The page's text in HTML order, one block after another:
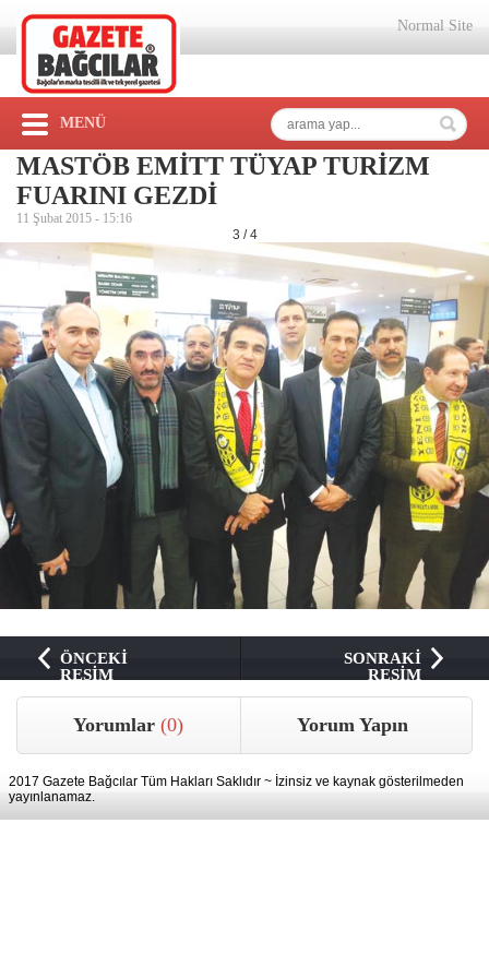
Normal Site
MENÜ
MASTÖB EMİTT TÜYAP TURİZM
FUARINI GEZDİ
11 Şubat 2015 - 15:16
3 / 4
ÖNCEKİ
RESİM
SONRAKİ
RESİM
Yorumlar(0) Yorum Yapın
2017 Gazete Bağcılar Tüm Hakları Saklıdır ~ İzinsiz ve kaynak gösterilmeden
yayınlanamaz.